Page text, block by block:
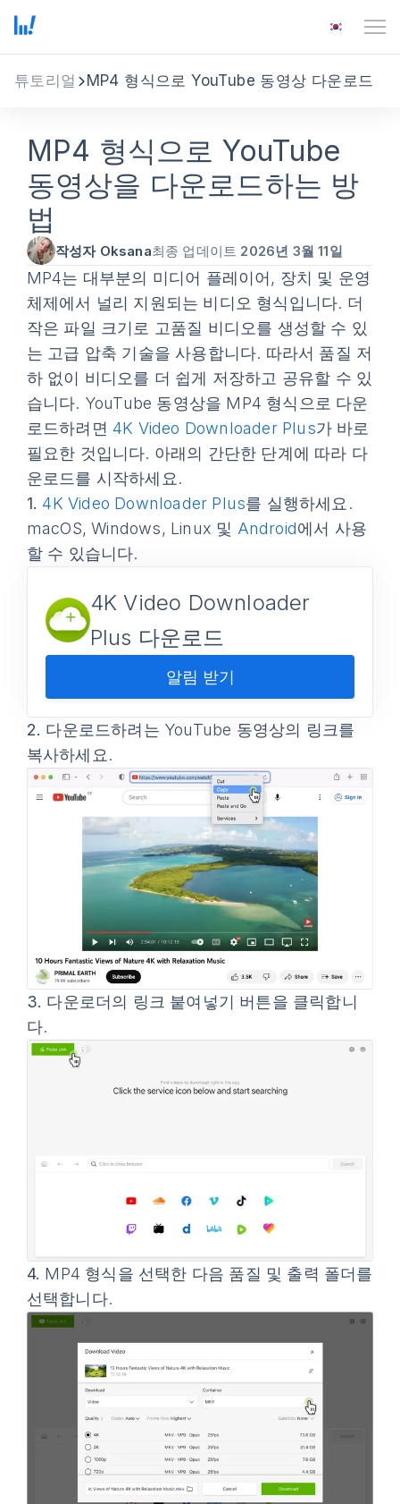
튜토리얼 MP4 형식으로 YouTube 동영상 다운로드
MP4 형식으로 YouTube
동영상을 다운로드하는 방
법
작성자 Oksana최종 업데이트 2026년 3월 11일
MP4는 대부분의 미디어 플레이어, 장치 및 운영
체제에서 널리 지원되는 비디오 형식입니다. 더
작은 파일 크기로 고품질 비디오를 생성할 수 있
는 고급 압축 기술을 사용합니다. 따라서 품질 저
하 없이 비디오를 더 쉽게 저장하고 공유할 수 있
습니다. YouTube 동영상을 MP4 형식으로 다운
로드하려면4K Video Downloader Plus가 바로
필요한 것입니다. 아래의 간단한 단계에 따라 다
운로드를 시작하세요.
1. 4K Video Downloader Plus를 실행하세요.
macOS, Windows, Linux 및 Android에서 사용
할 수 있습니다.
4K Video Downloader
Plus 다운로드
알림 받기
2. 다운로드하려는 YouTube 동영상의 링크를
복사하세요.
3. 다운로더의 링크 붙여넣기 버튼을 클릭합니
다.
4. MP4 형식을 선택한 다음 품질 및 출력 폴더를
선택합니다.